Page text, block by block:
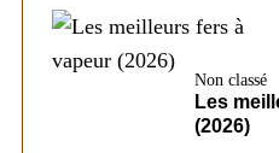
Non classé
Les
(2026)